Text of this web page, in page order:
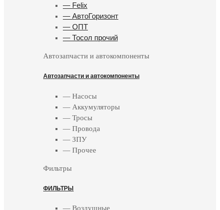
— Felix
— АвтоГоризонт
— ОПТ
— Тосол прочий
Автозапчасти и автокомпоненты
Автозапчасти и автокомпоненты
— Насосы
— Аккумуляторы
— Тросы
— Провода
— ЗПУ
— Прочее
Фильтры
ФИЛЬТРЫ
— Воздушные